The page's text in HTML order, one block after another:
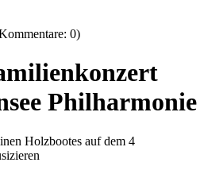
0)
Philharmonie